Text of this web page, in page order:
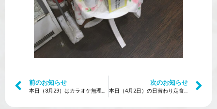
前のお知らせ
本日（3月29）はカラオケ無理DAY
次のお知らせ
本日（4月2日）の日替わり定食は？